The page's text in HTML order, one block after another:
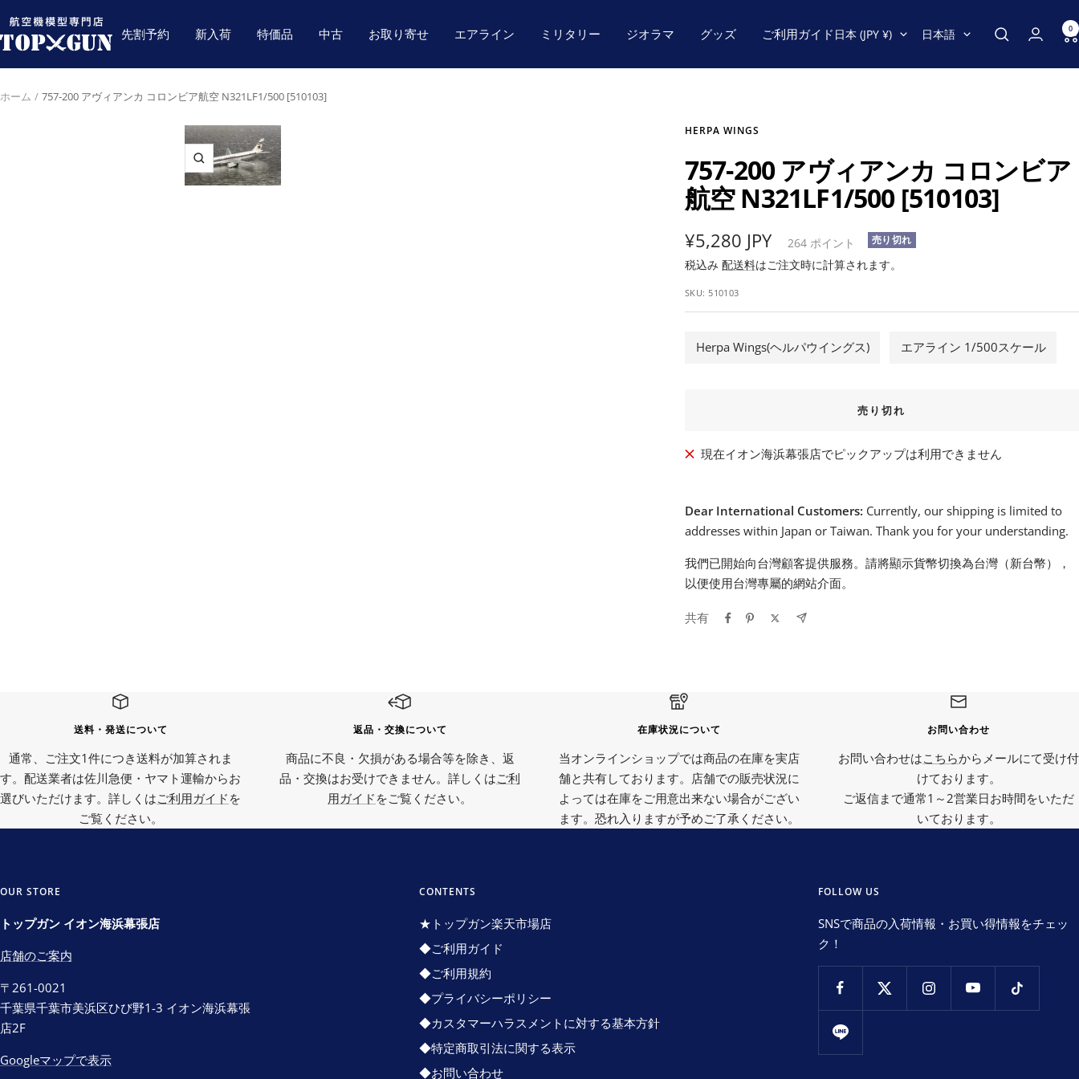
ン
テ
ン
ツ
先割予約 新入荷 特価品 中古 お取り寄せ エアライン ミリタリー ジオラマ グッズ ご利用ガイド
航
空
機
型
国/
域
日本 (JPY ¥)
言
日本語 0
ホーム 757-200 アヴィアンカ コロンビア航空 N321LF1/500 [510103]
ズ
ー
HERPA WINGS
757-200 アヴィアンカ コロンビア
航空 N321LF1/500 [510103]
セ
ー
ル
¥5,280 JPY 264 ポイント 売り切れ
税込み 配送料はご注文時に計算されます。
SKU:510103
Herpa Wings(ヘルパウイングス) エアライン 1/500スケール
売り切れ
現在イオン海浜幕張店でピックアップは利用できません
Dear International Customers: Currently, our shipping is limited to
addresses within Japan or Taiwan. Thank you for your understanding.
我們已開始向台灣顧客提供服務。請將顯示貨幣切換為台灣（新台幣），
以便使用台灣專屬的網站介面。
共有
送料・発送について
通常、ご注文1件につき送料が加算されま
す。配送業者は佐川急便・ヤマト運輸からお
選びいただけます。詳しくはご利用ガイド を
ご覧ください。
返品・交換について
商品に不良・欠損がある場合等を除き、返
品・交換はお受けできません。詳しくはご利
用ガイド をご覧ください。
在庫状況について
当オンラインショップでは商品の在庫を実店
舗と共有しております。店舗での販売状況に
よっては在庫をご用意出来ない場合がござい
ます。恐れ入りますが予めご了承ください。
お問い合わせ
お問い合わせはこちらからメールにて受け付
けております。
ご返信まで通常1～2営業日お時間をいただ
いております。
OUR STORE
トップガン イオン海浜幕張店
店舗のご案内
〒261-0021
千葉県千葉市美浜区ひび野1-3 イオン海浜幕張
店2F
Googleマップで表示
CONTENTS
★トップガン楽天市場店
◆ご利用ガイド
◆ご利用規約
◆プライバシーポリシー
◆カスタマーハラスメントに対する基本方針
◆特定商取引法に関する表示
◆お問い合わせ
FOLLOW US
SNSで商品の入荷情報・お買い得情報をチェッ
ク！